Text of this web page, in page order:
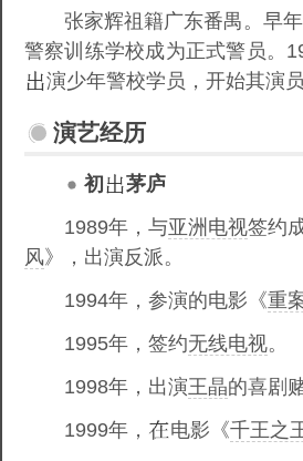
张家辉祖籍广东番禺。早
警察训练学校成为正式警员。
演少年警校学员，开始其演员
演艺经历
初
茅庐
1989年，与亚洲电视签约
风》，出演反派。
1994年，参演的电影《重
1995年，签约无线电视。
1998年，出演王晶的喜剧
1999年，
电影《千王之